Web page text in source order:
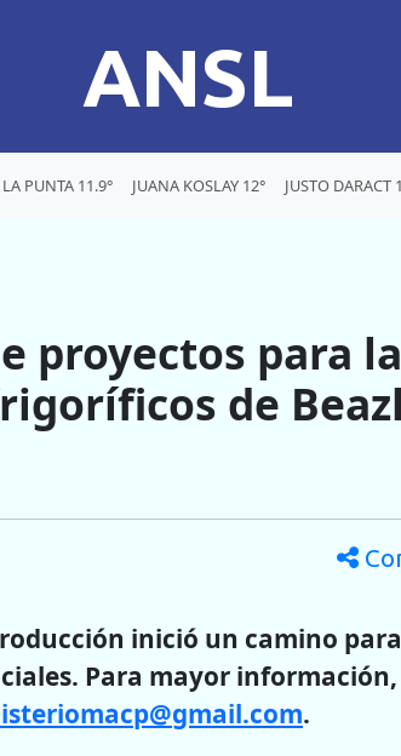
ANSL
LA PUNTA 11.9° JUANA KOSLAY 12° JUSTO DARACT
proyectos para la
de
inició un camino
Para mayor
.